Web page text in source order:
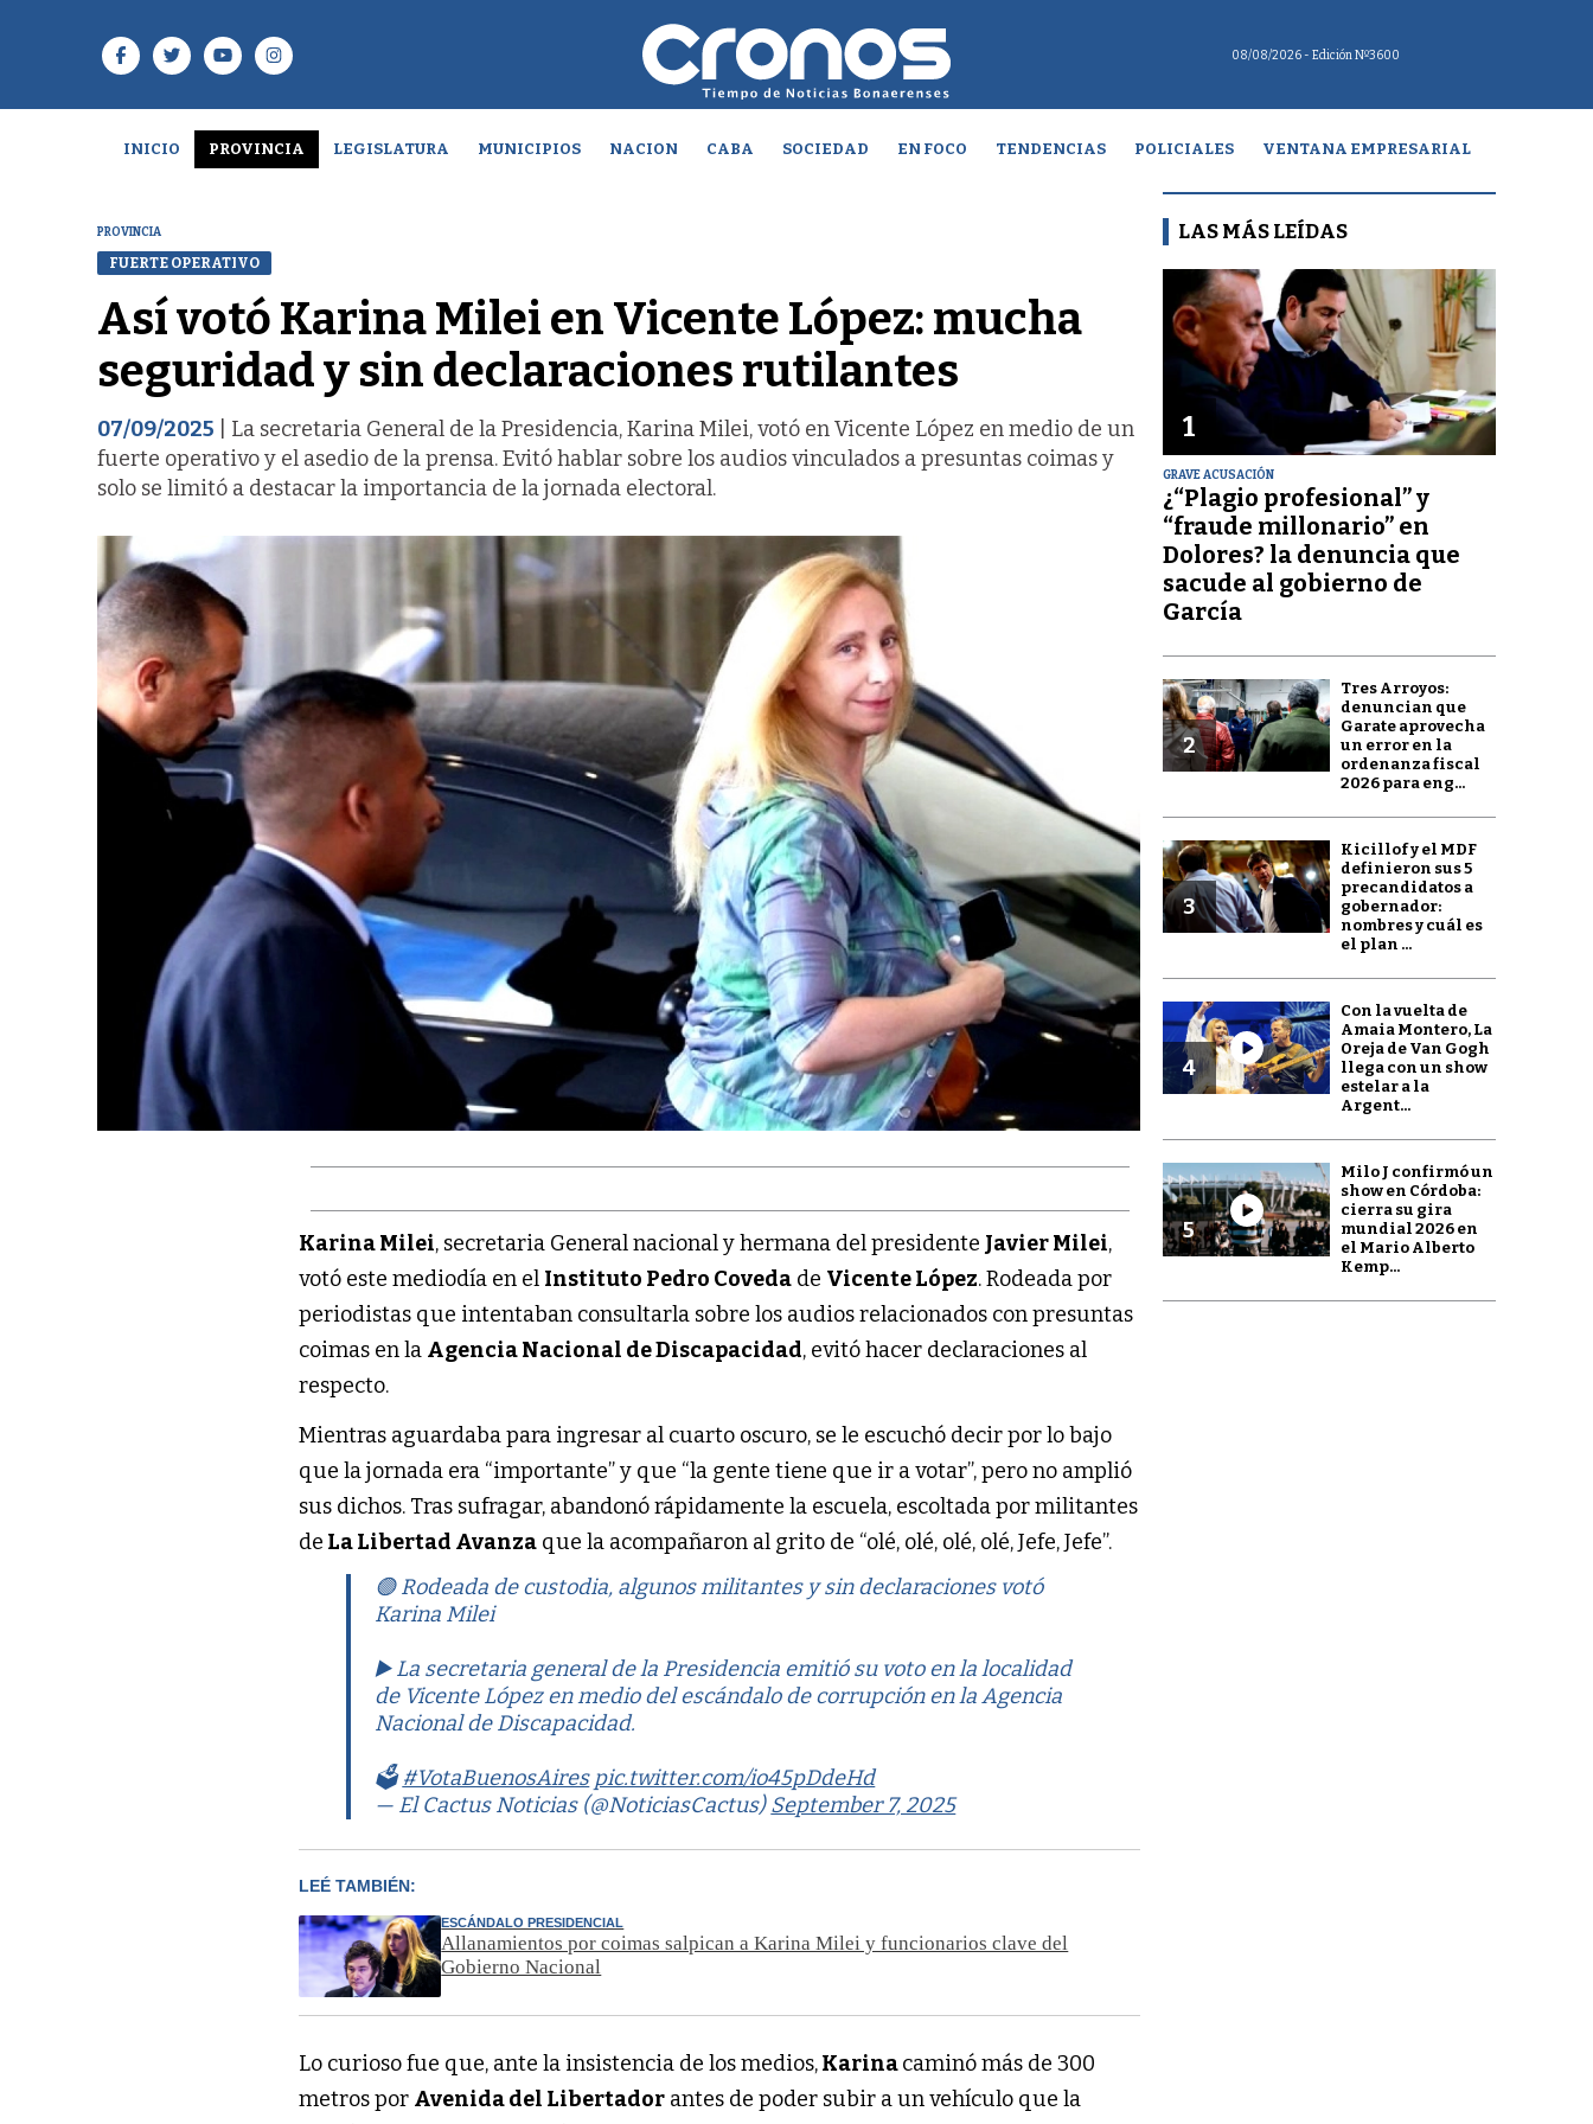
08/08/2026 - Edición Nº3600
INICIO PROVINCIA LEGISLATURA MUNICIPIOS NACION CABA SOCIEDAD EN FOCO TENDENCIAS POLICIALES VENTANA EMPRESARIAL
PROVINCIA
FUERTE OPERATIVO
Así votó Karina Milei en Vicente López: mucha
seguridad y sin declaraciones rutilantes
07/09/2025 | La secretaria General de la Presidencia, Karina Milei, votó en Vicente López en medio de un
fuerte operativo y el asedio de la prensa. Evitó hablar sobre los audios vinculados a presuntas coimas y
solo se limitó a destacar la importancia de la jornada electoral.
Karina Milei, secretaria General nacional y hermana del presidente Javier Milei,
votó este mediodía en el Instituto Pedro Coveda de Vicente López. Rodeada por
periodistas que intentaban consultarla sobre los audios relacionados con presuntas
coimas en la Agencia Nacional de Discapacidad, evitó hacer declaraciones al
respecto.
Mientras aguardaba para ingresar al cuarto oscuro, se le escuchó decir por lo bajo
que la jornada era “importante” y que “la gente tiene que ir a votar”, pero no amplió
sus dichos. Tras sufragar, abandonó rápidamente la escuela, escoltada por militantes
de La Libertad Avanza que la acompañaron al grito de “olé, olé, olé, olé, Jefe, Jefe”.
🟣 Rodeada de custodia, algunos militantes y sin declaraciones votó
Karina Milei
▶️ La secretaria general de la Presidencia emitió su voto en la localidad
de Vicente López en medio del escándalo de corrupción en la Agencia
Nacional de Discapacidad.
🗳️#VotaBuenosAires pic.twitter.com/io45pDdeHd
— El Cactus Noticias (@NoticiasCactus)September 7, 2025
LEÉ TAMBIÉN:
ESCÁNDALO PRESIDENCIAL
Allanamientos por coimas salpican a Karina Milei y funcionarios clave del
Gobierno Nacional
Lo curioso fue que, ante la insistencia de los medios,Karinacaminó más de 300
metros por Avenida del Libertador antes de poder subir a un vehículo que la
LAS MÁS LEÍDAS
1
GRAVE ACUSACIÓN
¿“Plagio profesional” y
“fraude millonario” en
Dolores? la denuncia que
sacude al gobierno de
García
2
Tres Arroyos:
denuncian que
Garate aprovecha
un error en la
ordenanza fiscal
2026 para eng...
3
Kicillof y el MDF
definieron sus 5
precandidatos a
gobernador:
nombres y cuál es
el plan ...
4
Con la vuelta de
Amaia Montero, La
Oreja de Van Gogh
llega con un show
estelar a la
Argent...
5
Milo J confirmó un
show en Córdoba:
cierra su gira
mundial 2026 en
el Mario Alberto
Kemp...